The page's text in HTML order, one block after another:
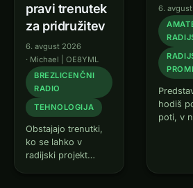
pravi trenutek
za pridružitev
6. avgust 2026
· Michael | OE8YML
BREZLICENČNI
RADIO
TEHNOLOGIJA
Obstajajo trenutki,
ko se lahko v
radijski projekt
6.
hodiš
poti, v